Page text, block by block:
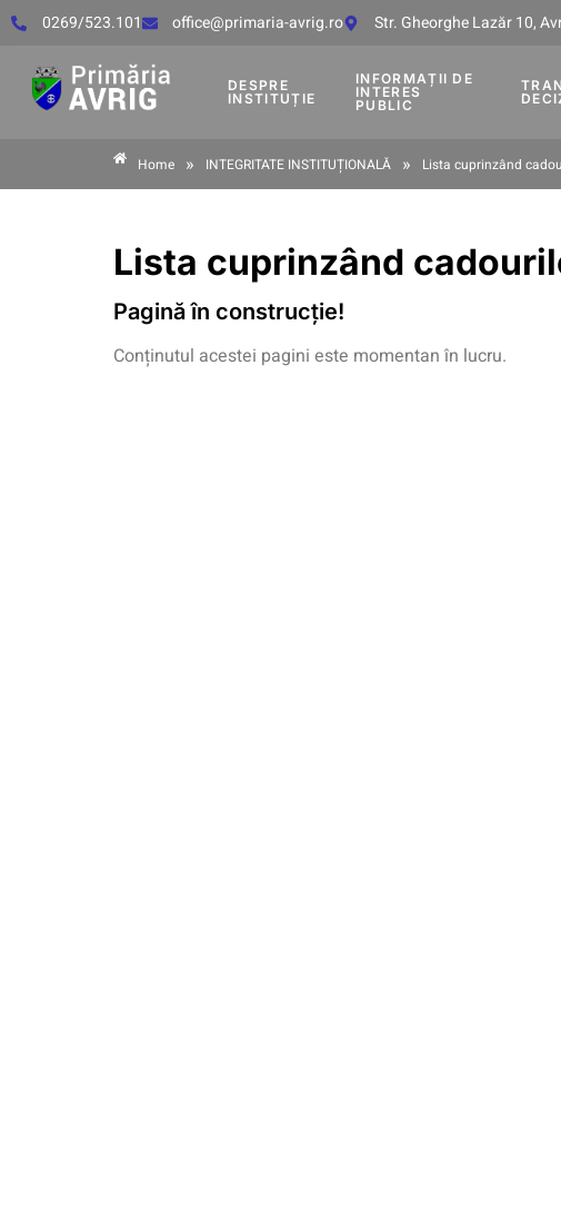
0269/523.101 office@primaria-avrig.ro Str. Gheorghe Lazăr 10,
DESPRE
INSTITUȚIE
INFORMAȚII DE
INTERES
PUBLIC
Home » INTEGRITATE INSTITUȚIONALĂ » Lista cuprinzând
Lista cuprinzând
Pagină în construcție!
Conținutul acestei pagini este momentan în lucru.